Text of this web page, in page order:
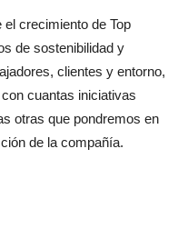
crecimiento de Top
de sostenibilidad y
clientes y entorno,
cuantas iniciativas
otras que pondremos en
de la compañía.